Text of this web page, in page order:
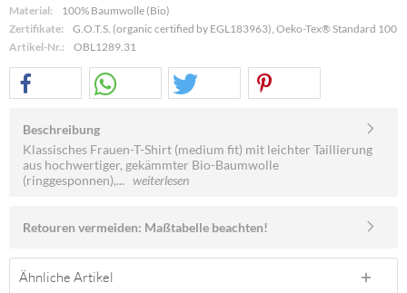
Material:
100% Baumwolle (Bio)
Zertifikate:
G.O.T.S. (organic certified by EGL183963), Oeko-Tex® Standard 100
Artikel-Nr.:
OBL1289.31
Beschreibung
Klassisches Frauen-T-Shirt (medium fit) mit leichter Taillierung
aus hochwertiger, gekämmter Bio-Baumwolle
(ringgesponnen),... weiterlesen
Retouren vermeiden: Maßtabelle beachten!
Ähnliche Artikel